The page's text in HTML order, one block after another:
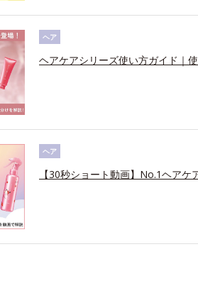
ヘア
ヘアケアシリーズ使い方ガイド｜
ヘア
【30秒ショート動画】No.1ヘア